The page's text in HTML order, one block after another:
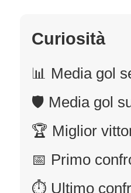
Curiosità
📊 Media gol
🛡 Media gol
🏆 Miglior
📅 Primo
⏱ Ultimo